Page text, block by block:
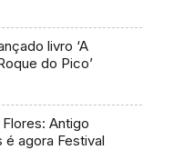
livro ‘A
do Pico’
Antigo
é agora Festival